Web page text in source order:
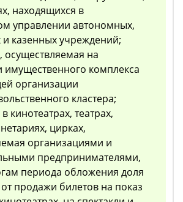
находящихся в
управлении автономных,
казенных учреждений;
осуществляемая на
имущественного комплекса
организации
кластера;
кинотеатрах, театрах,
цирках,
организациями и
предпринимателями,
периода обложения доля
продажи билетов на показ